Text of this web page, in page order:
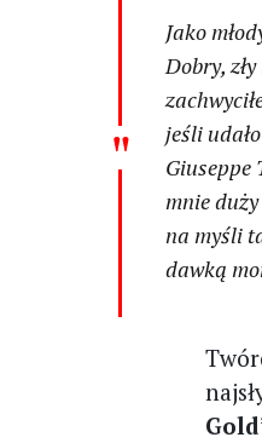
Jako
Dobry,
jeśli
Giuseppe
mnie
na myśli
dawką
Gold